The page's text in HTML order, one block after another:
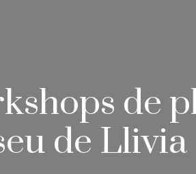
de
de Llivia